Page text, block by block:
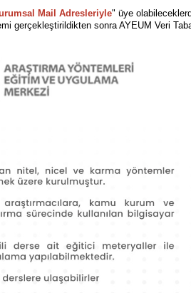
Mail Adresleriyle" üye
gerçekleştirildikten sonra AYEUM Veri